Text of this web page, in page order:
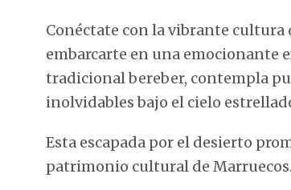
Conéctate con la vibrante cultura
embarcarte en una emocionante
tradicional bereber, contempla
inolvidables bajo el cielo
Esta escapada por el desierto
patrimonio cultural de Marruecos.